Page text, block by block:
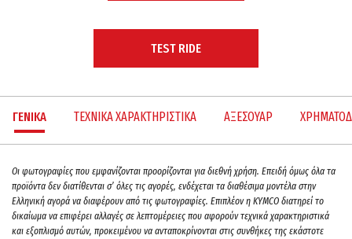
TEST RIDE
ΓΕΝΙΚΑ ΤΕΧΝΙΚΑ ΧΑΡΑΚΤΗΡΙΣΤΙΚΑ ΑΞΕΣΟΥΑΡ
Oι φωτογραφίες που εμφανίζονται προορίζονται για διεθνή χρήση. Επειδή όμως όλα τα
προϊόντα δεν διατίθενται σ’ όλες τις αγορές, ενδέχεται τα διαθέσιμα μοντέλα στην
Ελληνική αγορά να διαφέρουν από τις φωτογραφίες. Επιπλέον η KYMCO διατηρεί το
δικαίωμα να επιφέρει αλλαγές σε λεπτομέρειες που αφορούν τεχνικά χαρακτηριστικά
και εξοπλισμό αυτών, προκειμένου να ανταποκρίνονται στις συνθήκες της εκάστοτε